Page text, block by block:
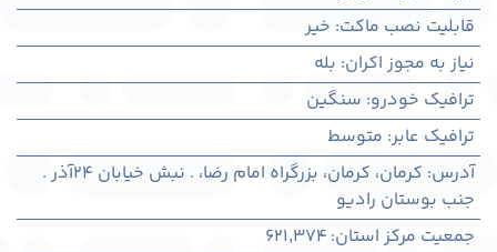
قابلیت نصب ماکت: خیر
نیاز به مجوز اکران: بله
ترافیک خودرو: سنگین
ترافیک عابر: متوسط
آدرس:
کرمان، كرمان، بزرگراه امام رضا، . نبش خیابان 24آذر .
جنب بوستان رادیو
جمعیت مرکز استان:
621,374